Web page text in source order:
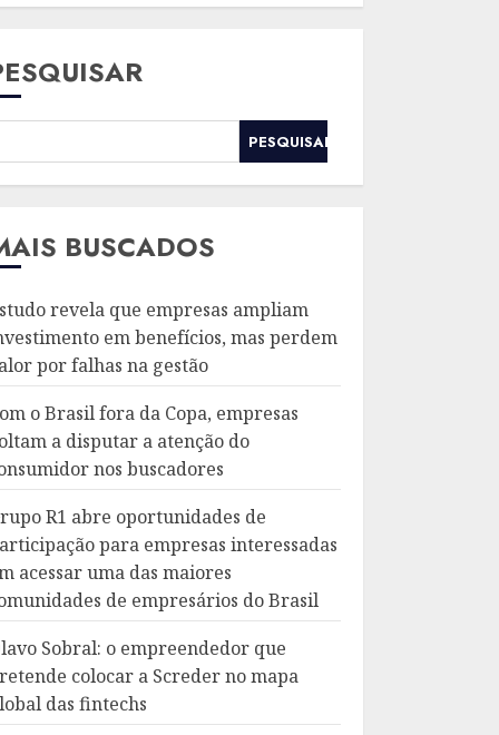
PESQUISAR
BUSCADOS
revela que empresas ampliam
em benefícios, mas perdem
por falhas na gestão
o Brasil fora da Copa, empresas
a disputar a atenção do
nos buscadores
R1 abre oportunidades de
para empresas interessadas
acessar uma das maiores
de empresários do Brasil
Sobral: o empreendedor que
colocar a Screder no mapa
das fintechs